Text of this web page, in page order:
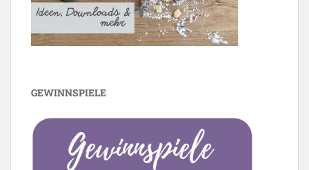
GEWINNSPIELE